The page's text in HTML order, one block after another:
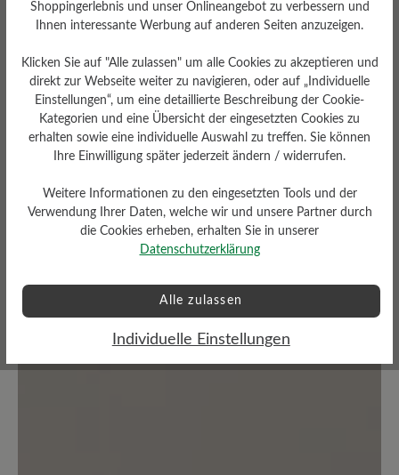
0 von 0 Bewertungen
Bewerten Sie dieses Produkt!
Bewertung schreiben
Shoppingerlebnis und unser Onlineangebot zu verbessern und
Ihnen interessante Werbung auf anderen Seiten anzuzeigen.
Klicken Sie auf "Alle zulassen" um alle Cookies zu akzeptieren und
direkt zur Webseite weiter zu navigieren, oder auf „Individuelle
Einstellungen“, um eine detaillierte Beschreibung der Cookie-
Kategorien und eine Übersicht der eingesetzten Cookies zu
erhalten sowie eine individuelle Auswahl zu treffen. Sie können
Ihre Einwilligung später jederzeit ändern / widerrufen.
Weitere Informationen zu den eingesetzten Tools und der
Verwendung Ihrer Daten, welche wir und unsere Partner durch
die Cookies erheben, erhalten Sie in unserer
Datenschutzerklärung
Alle zulassen
Individuelle Einstellungen